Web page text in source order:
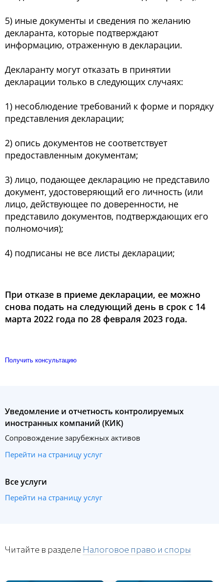
5) иные документы и сведения по желанию
декларанта, которые подтверждают
информацию, отраженную в декларации.
Декларанту могут отказать в принятии
декларации только в следующих случаях:
1) несоблюдение требований к форме и порядку
представления декларации;
2) опись документов не соответствует
предоставленным документам;
3) лицо, подающее декларацию не представило
документ, удостоверяющий его личность (или
лицо, действующее по доверенности, не
представило документов, подтверждающих его
полномочия);
4) подписаны не все листы декларации;
При отказе в приеме декларации, ее можно
снова подать на следующий день в срок с 14
марта 2022 года по 28 февраля 2023 года.
Получить консультацию
Уведомление и отчетность контролируемых
иностранных компаний (КИК)
Сопровождение зарубежных активов
Перейти на страницу услуг
Все услуги
Перейти на страницу услуг
Читайте в разделе Налоговое право и споры